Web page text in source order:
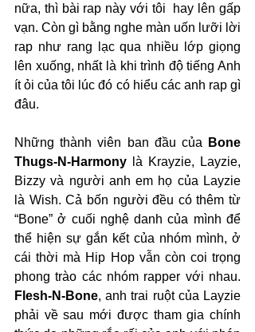
nữa, thì bài rap này với tôi  hay lên gấp
vạn. Còn gì bằng nghe màn uốn lưỡi lời
rap như rang lạc qua nhiều lớp giọng
lên xuống, nhất là khi trình độ tiếng Anh
ít ỏi của tôi lúc đó có hiểu các anh rap gì
đâu.
Những thành viên ban đầu của
Bone
Thugs-N-Harmony là Krayzie, Layzie,
Bizzy và người anh em họ của Layzie
là Wish. Cả bốn người đều có thêm từ
“Bone” ở cuối nghệ danh của mình để
thể hiện sự gắn kết của nhóm mình, ở
cái thời mà Hip Hop vẫn còn coi trọng
Flesh-N-Bone, anh trai ruột của Layzie
phải về sau mới được tham gia chính